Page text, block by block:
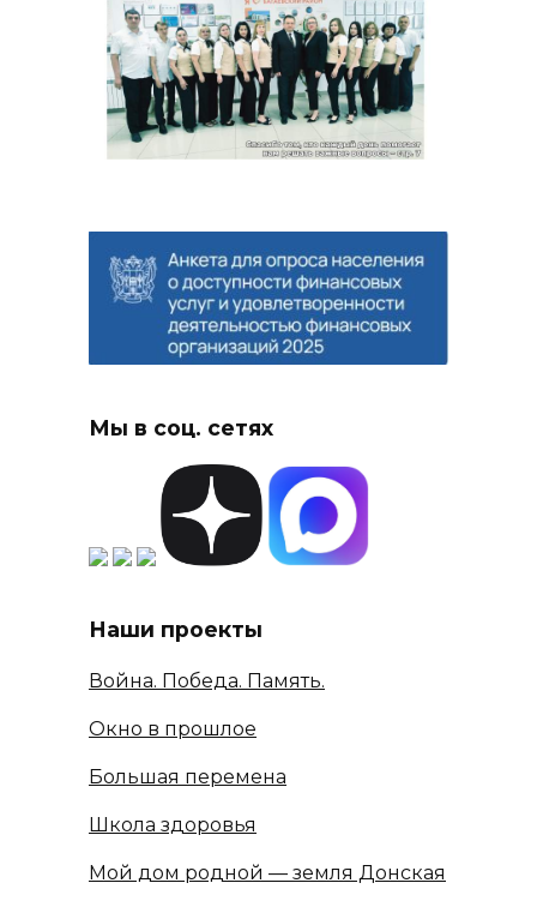
Мы в соц. сетях
Наши проекты
Война. Победа. Память.
Окно в прошлое
Большая перемена
Школа здоровья
Мой дом родной — земля Донская